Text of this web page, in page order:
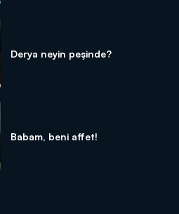
Derya neyin peşinde?
Babam, beni affet!